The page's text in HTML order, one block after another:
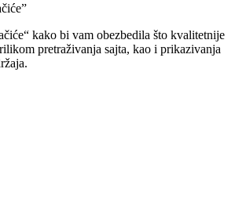
kako bi vam obezbedila što kvalitetnije
pretraživanja sajta, kao i prikazivanja